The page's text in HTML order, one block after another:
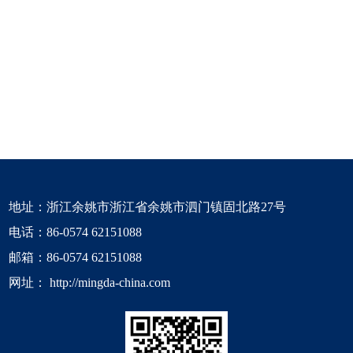
地址：浙江余姚市浙江省余姚市泗门镇固北路27号
电话：86-0574 62151088
邮箱：86-0574 62151088
网址：http://mingda-china.com